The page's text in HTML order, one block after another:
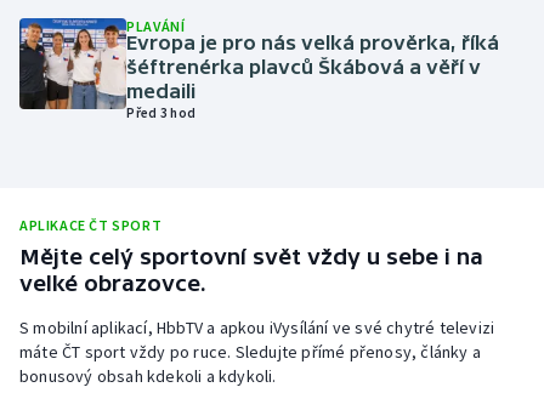
Parasport
Plavání
Rychlobruslení
Short track
PLAVÁNÍ
Evropa je pro nás velká prověrka, říká
šéftrenérka plavců Škábová a věří v
medaili
Před 3 hod
APLIKACE ČT SPORT
Mějte celý sportovní svět vždy u sebe i na
velké obrazovce.
S mobilní aplikací, HbbTV a apkou iVysílání ve své chytré televizi
máte ČT sport vždy po ruce. Sledujte přímé přenosy, články a
bonusový obsah kdekoli a kdykoli.